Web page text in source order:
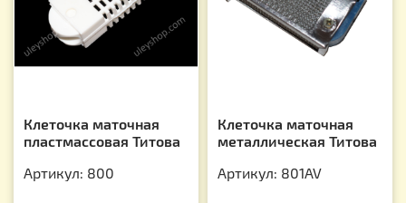
Клеточка маточная
пластмассовая Титова
Артикул: 800
Клеточка маточная
металлическая Титова
Артикул: 801AV